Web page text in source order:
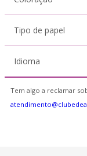
Tipo de papel
Idioma
Tem algo a reclamar